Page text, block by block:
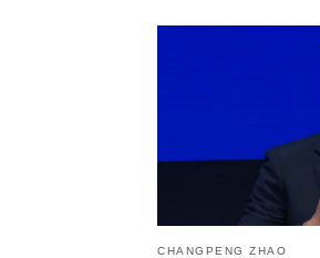
CHANGPENG ZHAO